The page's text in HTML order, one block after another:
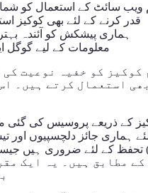
سائٹ کے استعمال کو
قدر کرنے کے لئے بھی کوکیز
ہماری پیشکش کو آئندہ بہتر
معلومات کے لیے گوگل
کوکیز کو خفیہ نوعیت
استعمال کرتے ہیں۔
کے ذریعے پروسیس کی گئی
ہماری جائز دلچسپیوں اور